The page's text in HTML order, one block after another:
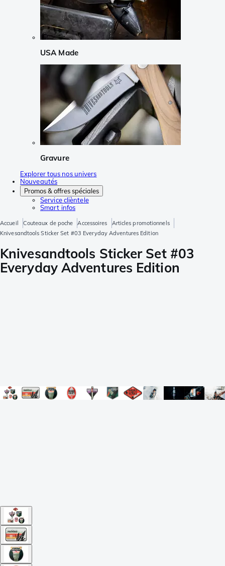
USA Made
Gravure
Explorer tous nos univers
Nouveautés
Promos & offres spéciales
Service clièntele
Smart infos
Accueil Couteaux de poche Accessoires
Articles promotionnels
Knivesandtools Sticker Set #03 Everyday Adventures Edition
Knivesandtools Sticker Set #03
Everyday Adventures Edition